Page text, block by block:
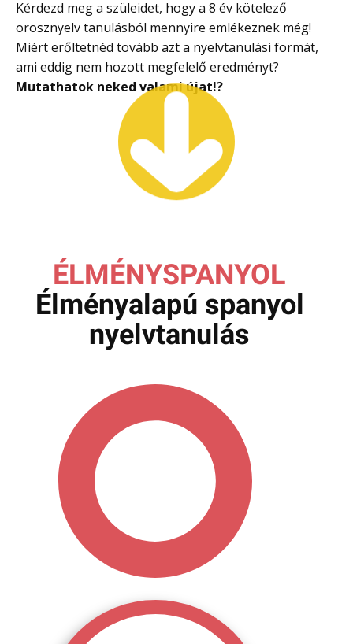
Kérdezd meg a szüleidet, hogy a 8 év kötelező
orosznyelv tanulásból mennyire emlékeznek még!
Miért erőltetnéd tovább azt a nyelvtanulási formát,
ami eddig nem hozott megfelelő eredményt?
Mutathatok neked valami újat!?
ÉLMÉNYSPANYOL
Élményalapú spanyol
nyelvtanulás